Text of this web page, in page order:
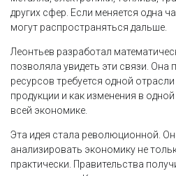
других сфер. Если меняется одна
могут распространяться дальше.
Леонтьев разработал
позволяла увидеть эти связи. Она
ресурсов требуется одной
продукции и как изменения в
всей экономике.
Эта идея стала революционной.
анализировать экономику не
практически. Правительства